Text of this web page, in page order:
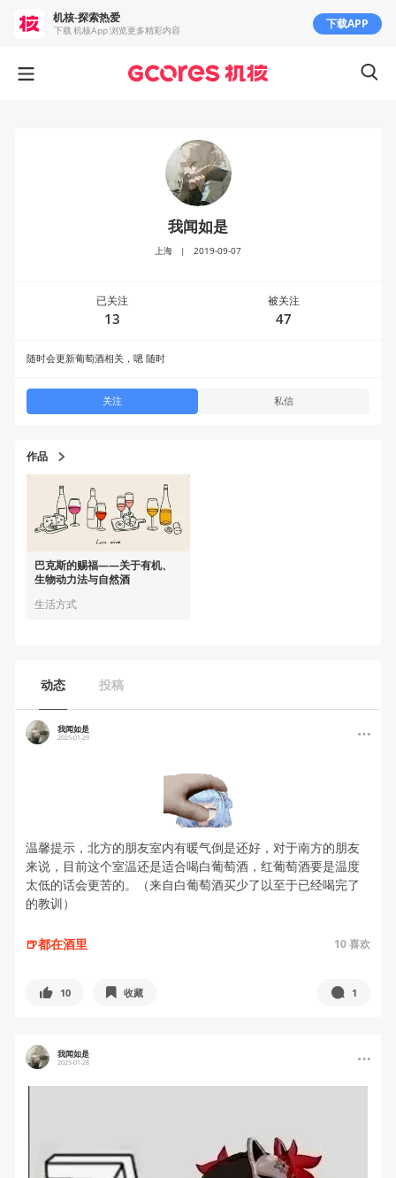
作品
巴克斯的赐福——关于有机、
生物动力法与自然酒
生活方式
动态 投稿
我闻如是
2025-01-29
温馨提示，北方的朋友室内有暖气倒是还好，对于南方的朋友
来说，目前这个室温还是适合喝白葡萄酒，红葡萄酒要是温度
太低的话会更苦的。（来自白葡萄酒买少了以至于已经喝完了
的教训）
🍺都在酒里 10喜欢
10 收藏 1
我闻如是
2025-01-28
我闻如是
上海 | 2019-09-07
已关注
13
被关注
47
随时会更新葡萄酒相关，嗯 随时
关注 私信
机核-探索热爱
下载 机核App 浏览更多精彩内容 下载APP